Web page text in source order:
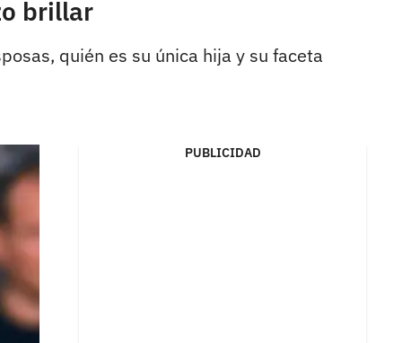
brillar
quién es su única hija y su faceta
PUBLICIDAD